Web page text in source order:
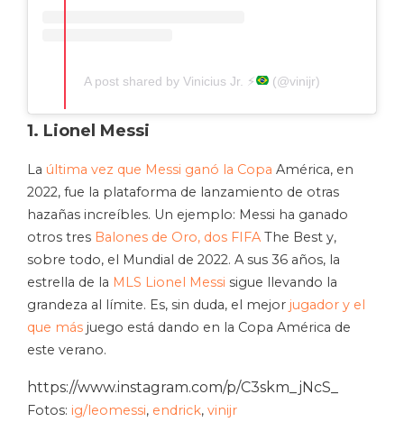
A post shared by Vinicius Jr. ⚡️ (@vinijr)
1. Lionel Messi
La última vez que Messi ganó la Copa América, en
2022, fue la plataforma de lanzamiento de otras
hazañas increíbles. Un ejemplo: Messi ha ganado
otros tres Balones de Oro, dos FIFA The Best y,
sobre todo, el Mundial de 2022. A sus 36 años, la
estrella de la MLS Lionel Messi sigue llevando la
grandeza al límite. Es, sin duda, el mejor jugador y el
que más juego está dando en la Copa América de
este verano.
https://www.instagram.com/p/C3skm_jNcS_
Fotos: ig/leomessi, endrick, vinijr